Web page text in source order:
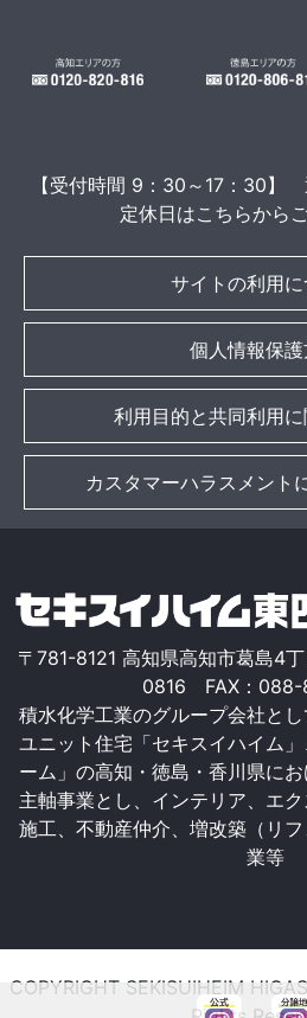
【受付時間 9：30～17：30
定休日はこちらから
サイトの利用に
個人情報保
利用目的と共同利用
カスタマーハラスメント
〒781-8121 高知県高知市葛島4
0816 FAX：088-
積水化学工業のグループ会社と
ユニット住宅「セキスイハイム
ーム」の高知・徳島・香川県に
主軸事業とし、インテリア、エ
施工、不動産仲介、増改築（リ
業等
COPYRIGHT SEKISUIHEIM